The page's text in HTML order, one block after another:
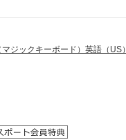
ジックキーボード）英語（US）